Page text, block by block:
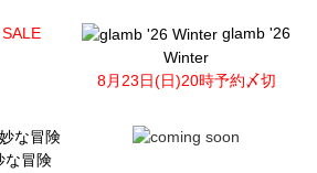
glamb '26
Winter
8月23日(日)20時予約〆切
な冒険